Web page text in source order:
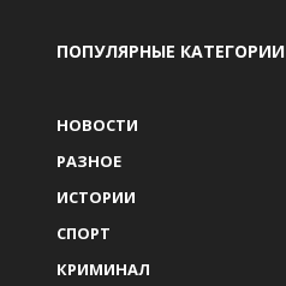
ПОПУЛЯРНЫЕ КАТЕГОРИИ
НОВОСТИ
РАЗНОЕ
ИСТОРИИ
СПОРТ
КРИМИНАЛ